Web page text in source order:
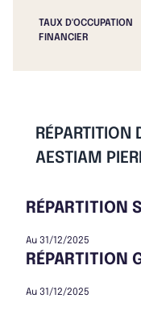
TAUX D'OCCUPATION
FINANCIER
RÉPARTITION
AESTIAM
RÉPARTITION
Au 31/12/2025
RÉPARTITION
Au 31/12/2025